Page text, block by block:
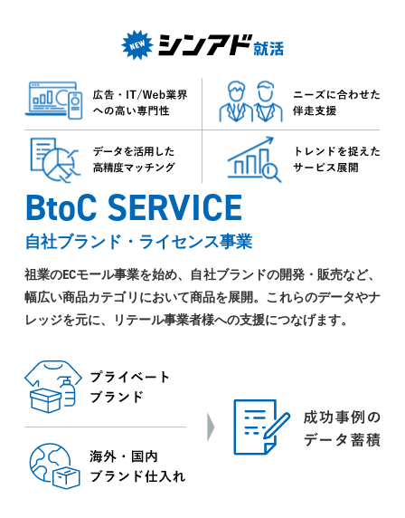
BtoC SERVICE
自社ブランド・ライセンス事業
祖業のECモール事業を始め、自社ブランドの開発・販売など、
幅広い商品カテゴリにおいて商品を展開。これらのデータやナ
レッジを元に、リテール事業者様への支援につなげます。